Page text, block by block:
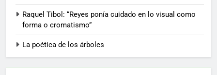
Raquel Tibol: “Reyes ponía cuidado en lo visual como
forma o cromatismo”
La poética de los árboles